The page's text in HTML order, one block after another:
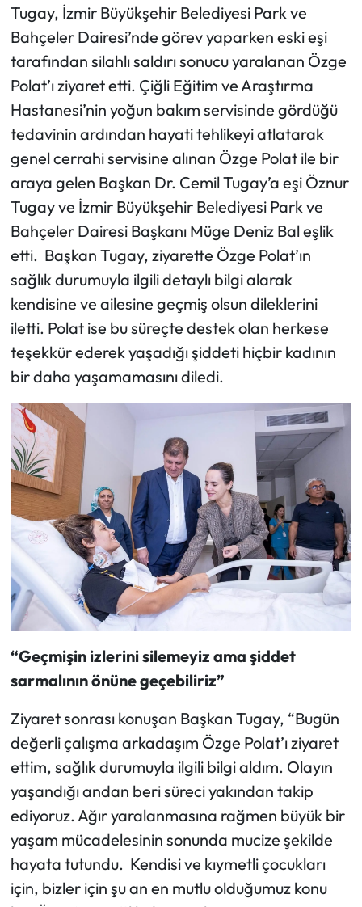
Tugay, İzmir Büyükşehir Belediyesi Park ve
Bahçeler Dairesi’nde görev yaparken eski eşi
tarafından silahlı saldırı sonucu yaralanan Özge
Polat’ı ziyaret etti. Çiğli Eğitim ve Araştırma
Hastanesi’nin yoğun bakım servisinde gördüğü
tedavinin ardından hayati tehlikeyi atlatarak
genel cerrahi servisine alınan Özge Polat ile bir
araya gelen Başkan Dr. Cemil Tugay’a eşi Öznur
Tugay ve İzmir Büyükşehir Belediyesi Park ve
Bahçeler Dairesi Başkanı Müge Deniz Bal eşlik
etti. Başkan Tugay, ziyarette Özge Polat’ın
sağlık durumuyla ilgili detaylı bilgi alarak
kendisine ve ailesine geçmiş olsun dileklerini
iletti. Polat ise bu süreçte destek olan herkese
teşekkür ederek yaşadığı şiddeti hiçbir kadının
bir daha yaşamamasını diledi.
“Geçmişin izlerini silemeyiz ama şiddet
sarmalının önüne geçebiliriz”
Ziyaret sonrası konuşan Başkan Tugay, “Bugün
değerli çalışma arkadaşım Özge Polat’ı ziyaret
ettim, sağlık durumuyla ilgili bilgi aldım. Olayın
yaşandığı andan beri süreci yakından takip
ediyoruz. Ağır yaralanmasına rağmen büyük bir
yaşam mücadelesinin sonunda mucize şekilde
hayata tutundu. Kendisi ve kıymetli çocukları
için, bizler için şu an en mutlu olduğumuz konu